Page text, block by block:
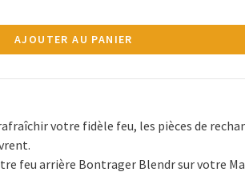
AJOUTER AU PANIER
votre fidèle feu, les pièces de
feu arrière Bontrager Blendr sur votre